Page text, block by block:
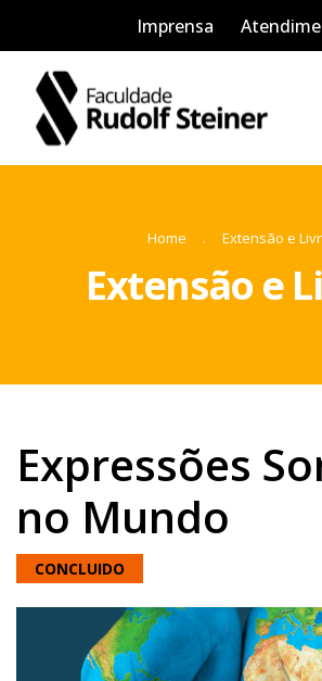
Imprensa
Home Extensão e
Extensão e
Expressões
no Mundo
CONCLUIDO